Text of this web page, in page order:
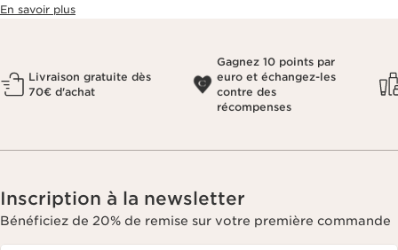
En savoir plus
Livraison gratuite dès
70€ d'achat
Gagnez 10 points par
euro et échangez-les
contre des
récompenses
Inscription à la newsletter
Bénéficiez de 20% de remise sur votre première commande